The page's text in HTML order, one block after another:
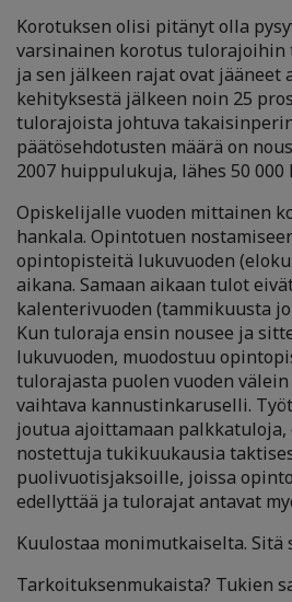
Korotuksen olisi pitänyt olla
varsinainen korotus tulorajoihin
ja sen jälkeen rajat ovat jääneet
kehityksestä jälkeen noin 25
tulorajoista johtuva
päätösehdotusten määrä on
2007 huippulukuja, lähes 50 000
Opiskelijalle vuoden mittainen
hankala. Opintotuen
opintopisteitä lukuvuoden
aikana. Samaan aikaan tulot
kalenterivuoden (tammikuusta
Kun tuloraja ensin nousee ja
lukuvuoden, muodostuu
tulorajasta puolen vuoden
vaihtava kannustinkaruselli.
joutua ajoittamaan
nostettuja tukikuukausia
puolivuotisjaksoille, joissa
edellyttää ja tulorajat antavat
Kuulostaa monimutkaiselta. Sitä
Tarkoituksenmukaista? Tukien